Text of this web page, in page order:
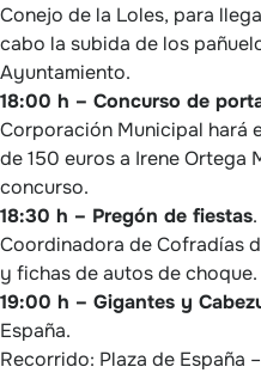
Conejo de la Loles, para
cabo la subida de los
Ayuntamiento.
18:00 h – Concurso de
Corporación Municipal hará
de 150 euros a Irene Ortega
concurso.
18:30 h – Pregón de fiestas
Coordinadora de Cofradías
y fichas de autos de choque.
19:00 h – Gigantes y
España.
Recorrido: Plaza de España